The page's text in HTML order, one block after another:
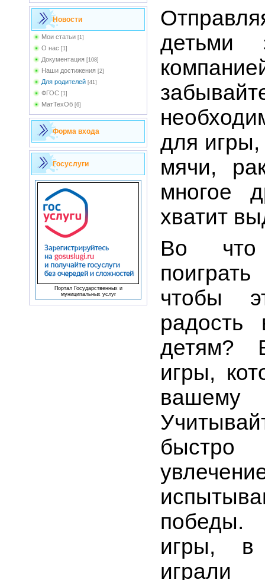
Новости
Мои статьи [1]
О нас [1]
Документация [108]
Наши достижения [2]
Для родителей [41]
ФГОС [1]
МатТехОб [6]
Форма входа
Госуслуги
Портал Государственных и
муниципальных услуг
детьми
для игры,
мячи,
многое
хватит
Во
чтобы
детям?
игры,
игры, в